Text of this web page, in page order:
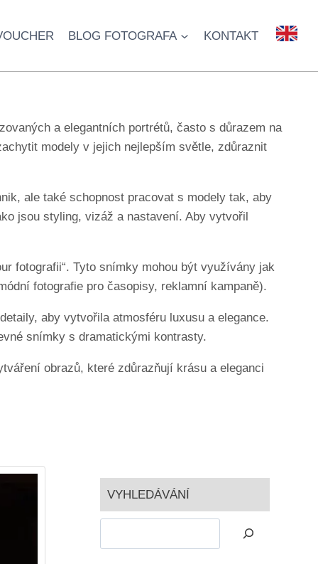
BLOG FOTOGRAFA KONTAKT .
a elegantních portrétů, často s důrazem na
modely v jejich nejlepším světle, zdůraznit
ale také schopnost pracovat s modely tak, aby
jsou styling, vizáž a nastavení. Aby vytvořil
fotografii“. Tyto snímky mohou být využívány jak
fotografie pro časopisy, reklamní kampaně).
aby vytvořila atmosféru luxusu a elegance.
snímky s dramatickými kontrasty.
obrazů, které zdůrazňují krásu a eleganci
VYHLEDÁVÁNÍ